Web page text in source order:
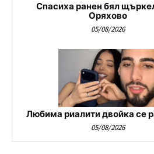
Спасиха ранен бял
Оряхово
05/08/2026
Любима риалити двойка се
05/08/2026